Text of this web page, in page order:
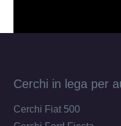
Cerchi in lega per
Cerchi Fiat 500